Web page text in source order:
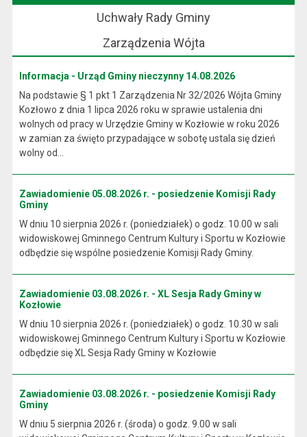
Uchwały Rady Gminy
Zarządzenia Wójta
Informacja - Urząd Gminy nieczynny 14.08.2026
Na podstawie § 1 pkt 1 Zarządzenia Nr 32/2026 Wójta Gminy
Kozłowo z dnia 1 lipca 2026 roku w sprawie ustalenia dni
wolnych od pracy w Urzędzie Gminy w Kozłowie w roku 2026
w zamian za święto przypadające w sobotę ustala się dzień
wolny od...
Zawiadomienie 05.08.2026 r. - posiedzenie Komisji Rady
Gminy
W dniu 10 sierpnia 2026 r. (poniedziałek) o godz. 10.00 w sali
widowiskowej Gminnego Centrum Kultury i Sportu w Kozłowie
odbędzie się wspólne posiedzenie Komisji Rady Gminy.
Zawiadomienie 03.08.2026 r. - XL Sesja Rady Gminy w
Kozłowie
W dniu 10 sierpnia 2026 r. (poniedziałek) o godz. 10.30 w sali
widowiskowej Gminnego Centrum Kultury i Sportu w Kozłowie
odbędzie się XL Sesja Rady Gminy w Kozłowie
Zawiadomienie 03.08.2026 r. - posiedzenie Komisji Rady
Gminy
W dniu 5 sierpnia 2026 r. (środa) o godz. 9.00 w sali